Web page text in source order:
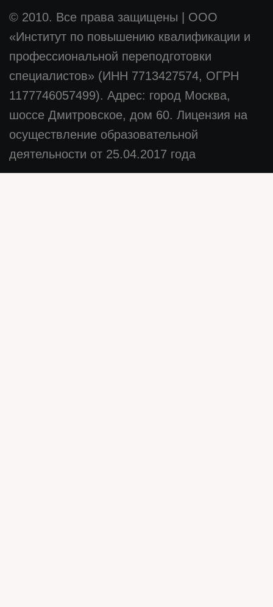
© 2010. Все права защищены
ООО
«Институт по повышению квалификации и
профессиональной переподготовки
специалистов» (ИНН 7713427574, ОГРН
1177746057499). Адрес: город Москва,
шоссе Дмитровское, дом 60. Лицензия на
осуществление образовательной
деятельности от 25.04.2017 года